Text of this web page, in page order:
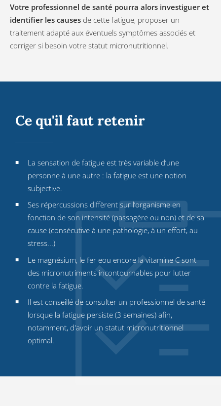
Votre professionnel de santé pourra alors investiguer et
identifier les causes de cette fatigue, proposer un
traitement adapté aux éventuels symptômes associés et
corriger si besoin votre statut micronutritionnel.
Ce qu'il faut retenir
La sensation de fatigue est très variable d’une
personne à une autre : la fatigue est une notion
subjective.
Ses répercussions diffèrent sur l’organisme en
fonction de son intensité (passagère ou non) et de sa
cause (consécutive à une pathologie, à un effort, au
stress...)
Le magnésium, le fer eou encore la vitamine C sont
des micronutriments incontournables pour lutter
contre la fatigue.
Il est conseillé de consulter un professionnel de santé
lorsque la fatigue persiste (3 semaines) afin,
notamment, d'avoir un statut micronutritionnel
optimal.